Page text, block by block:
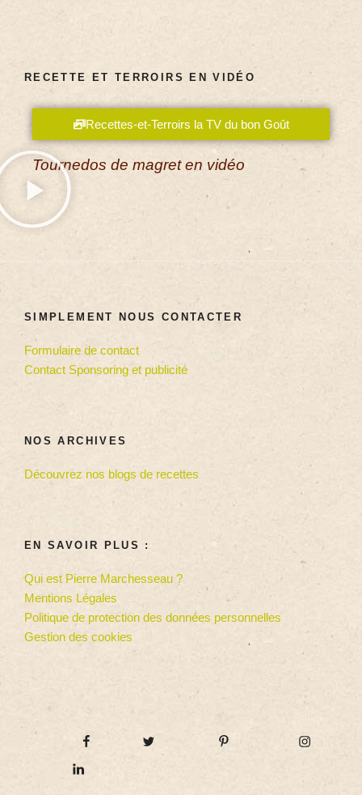
RECETTE ET TERROIRS EN VIDÉO
Recettes-et-Terroirs la TV du bon Goût
Tournedos de magret en vidéo
SIMPLEMENT NOUS CONTACTER
Formulaire de contact
Contact Sponsoring et publicité
NOS ARCHIVES
Découvrez nos blogs de recettes
EN SAVOIR PLUS :
Qui est Pierre Marchesseau ?
Mentions Légales
Politique de protection des données personnelles
Gestion des cookies